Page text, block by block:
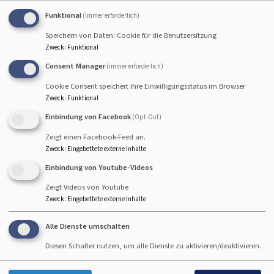
So, 9.8. 10 Uhr
Gottesdienst mit Abendmahl - anschließend
Prädikantin Susanne Freund
Hallstadt
So, 16.8. 10 Uhr
Gottesdienst - anschließend Kirchenkaffee
Lektor Koch und Rabbinerin Deusel
Hallstadt Johanneskirche Hallstadt
So, 23.8. 10 Uhr
Funktional (immer erforderlich)
Speichern von Daten: Cookie für die Benutzersitzung
Zweck: Funktional
Consent Manager (immer erforderlich)
Cookie Consent speichert Ihre Einwilligungsstatus im Browser
Zweck: Funktional
Einbindung von Facebook (Opt-Out)
Zeigt einen Facebook-Feed an.
Zweck: Eingebettete externe Inhalte
Einbindung von Youtube-Videos
Zeigt Videos von Youtube
Zweck: Eingebettete externe Inhalte
Alle Dienste umschalten
Diesen Schalter nutzen, um alle Dienste zu aktivieren/deaktivieren.